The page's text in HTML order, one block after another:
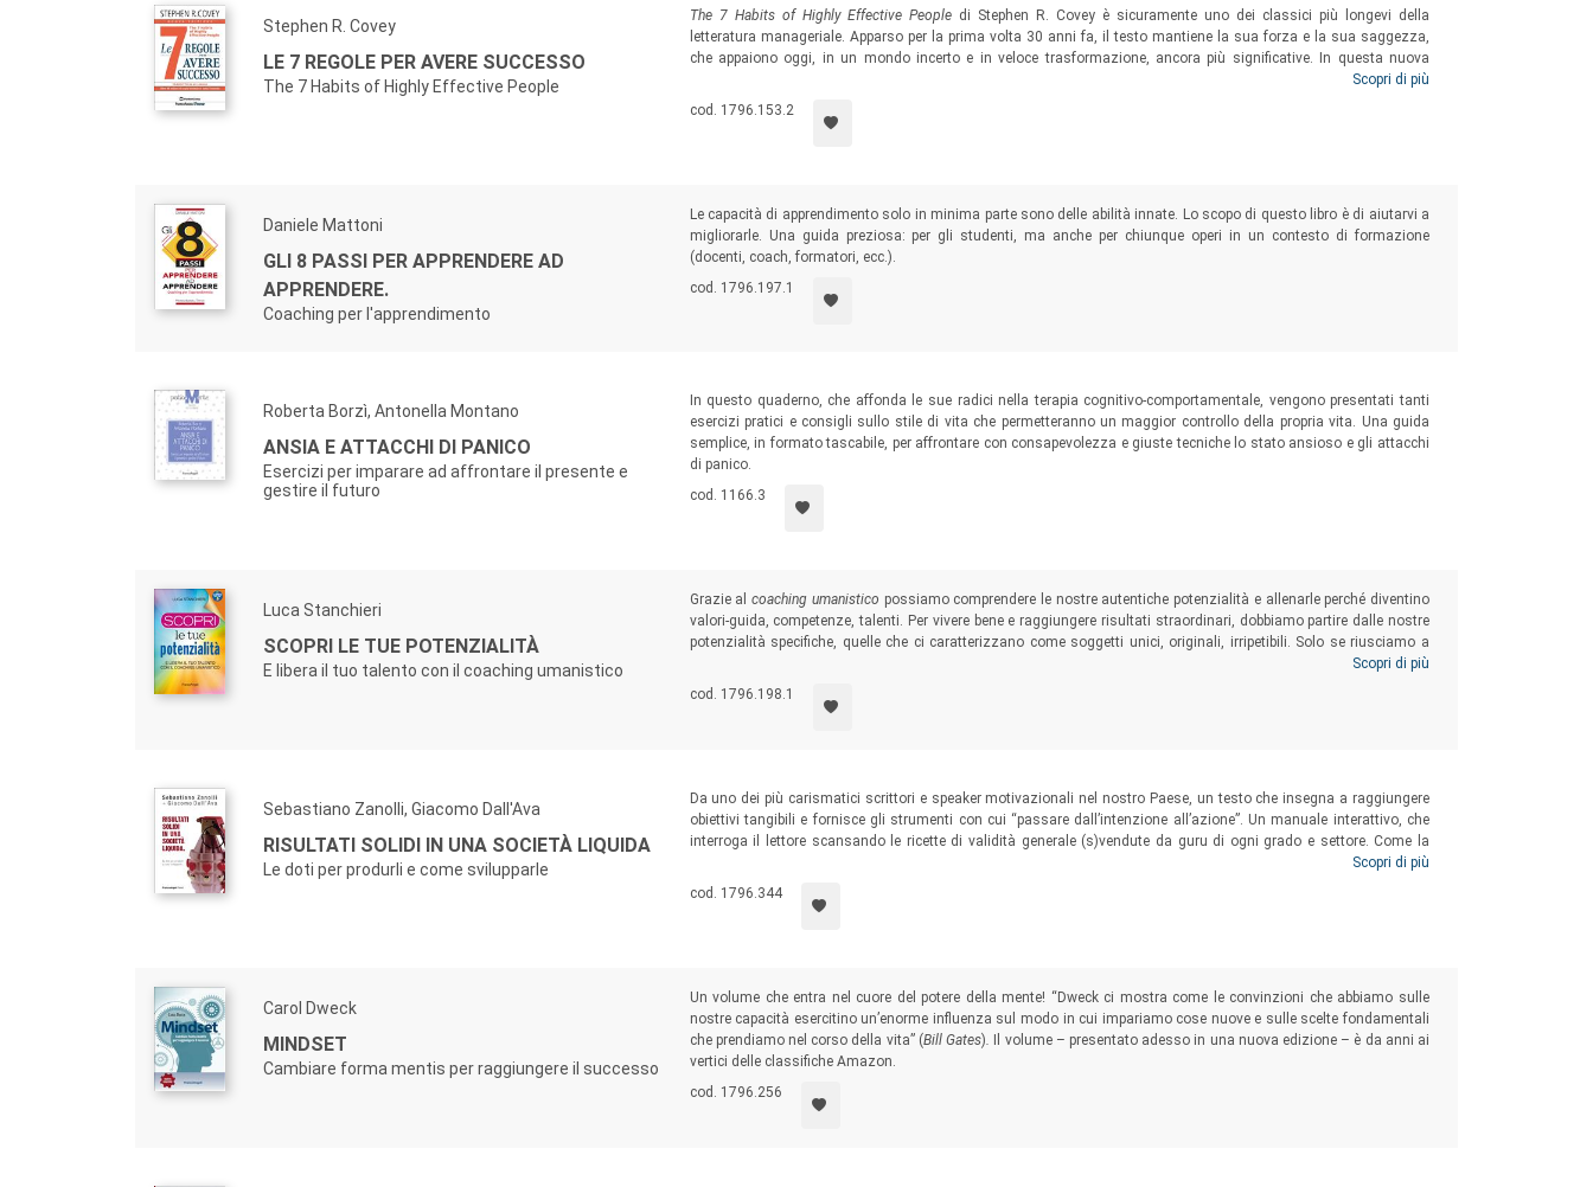
Stephen R. Covey
LE 7 REGOLE PER AVERE SUCCESSO
The 7 Habits of Highly Effective People
The 7 Habits of Highly Effective People di Stephen R. Covey è sicuramente uno dei classici più longevi della
letteratura manageriale. Apparso per la prima volta 30 anni fa, il testo mantiene la sua forza e la sua saggezza,
che appaiono oggi, in un mondo incerto e in veloce trasformazione, ancora più significative. In questa nuova
edizione viene proposto con una revisione integrale (curata direttamente da FranklinCovey Italia) e con aggiunte
originali e integrazioni di Sean Covey.
Scopri di più
cod. 1796.153.2
Daniele Mattoni
GLI 8 PASSI PER APPRENDERE AD
APPRENDERE.
Coaching per l'apprendimento
Le capacità di apprendimento solo in minima parte sono delle abilità innate. Lo scopo di questo libro è di aiutarvi a
migliorarle. Una guida preziosa: per gli studenti, ma anche per chiunque operi in un contesto di formazione
(docenti, coach, formatori, ecc.).
cod. 1796.197.1
Roberta Borzì, Antonella Montano
ANSIA E ATTACCHI DI PANICO
Esercizi per imparare ad affrontare il presente e
gestire il futuro
In questo quaderno, che affonda le sue radici nella terapia cognitivo-comportamentale, vengono presentati tanti
esercizi pratici e consigli sullo stile di vita che permetteranno un maggior controllo della propria vita. Una guida
semplice, in formato tascabile, per affrontare con consapevolezza e giuste tecniche lo stato ansioso e gli attacchi
di panico.
cod. 1166.3
Luca Stanchieri
SCOPRI LE TUE POTENZIALITÀ
E libera il tuo talento con il coaching umanistico
Grazie alcoaching umanistico possiamo comprendere le nostre autentiche potenzialità e allenarle perché diventino
valori-guida, competenze, talenti. Per vivere bene e raggiungere risultati straordinari, dobbiamo partire dalle nostre
potenzialità specifiche, quelle che ci caratterizzano come soggetti unici, originali, irripetibili. Solo se riusciamo a
comprendere il nostro potenziale positivo, a valorizzarlo e allenarlo, possiamo superare limiti e ostacoli e crescere,
dando un senso e un significato alto alle nostre vite.
Scopri di più
cod. 1796.198.1
Sebastiano Zanolli, Giacomo Dall'Ava
RISULTATI SOLIDI IN UNA SOCIETÀ LIQUIDA
Le doti per produrli e come svilupparle
Da uno dei più carismatici scrittori e speaker motivazionali nel nostro Paese, un testo che insegna a raggiungere
obiettivi tangibili e fornisce gli strumenti con cui “passare dall’intenzione all’azione”. Un manuale interattivo, che
interroga il lettore scansando le ricette di validità generale (s)vendute da guru di ogni grado e settore. Come la
levatrice di Socrate, pone quesiti, suggerisce soluzioni, fornisce elementi di valutazione ma poi lascia liberi di
mettere al mondo le proprie doti, i pensieri personali.
Scopri di più
cod. 1796.344
Carol Dweck
MINDSET
Cambiare forma mentis per raggiungere il successo
Un volume che entra nel cuore del potere della mente! “Dweck ci mostra come le convinzioni che abbiamo sulle
nostre capacità esercitino un’enorme influenza sul modo in cui impariamo cose nuove e sulle scelte fondamentali
che prendiamo nel corso della vita” (Bill Gates). Il volume – presentato adesso in una nuova edizione – è da anni ai
vertici delle classifiche Amazon.
cod. 1796.256